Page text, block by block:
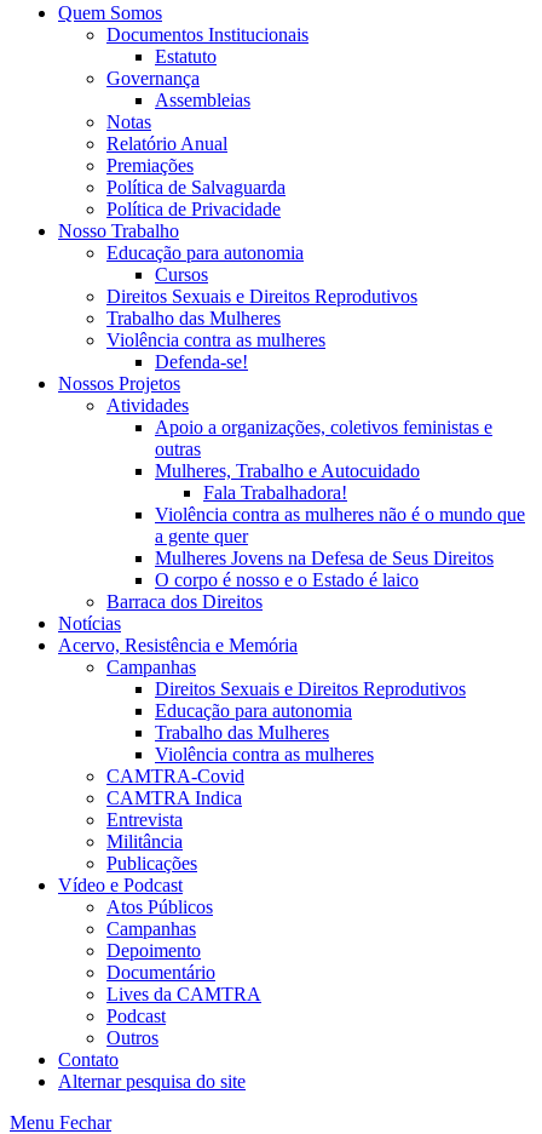
Quem Somos
Documentos Institucionais
Estatuto
Governança
Assembleias
Notas
Relatório Anual
Premiações
Política de Salvaguarda
Política de Privacidade
Nosso Trabalho
Educação para autonomia
Cursos
Direitos Sexuais e Direitos Reprodutivos
Trabalho das Mulheres
Violência contra as mulheres
Defenda-se!
Nossos Projetos
Atividades
Apoio a organizações, coletivos feministas e
outras
Mulheres, Trabalho e Autocuidado
Fala Trabalhadora!
Violência contra as mulheres não é o mundo que
a gente quer
Mulheres Jovens na Defesa de Seus Direitos
O corpo é nosso e o Estado é laico
Barraca dos Direitos
Notícias
Acervo, Resistência e Memória
Campanhas
Direitos Sexuais e Direitos Reprodutivos
Educação para autonomia
Trabalho das Mulheres
Violência contra as mulheres
CAMTRA-Covid
CAMTRA Indica
Entrevista
Militância
Publicações
Vídeo e Podcast
Atos Públicos
Campanhas
Depoimento
Documentário
Lives da CAMTRA
Podcast
Outros
Contato
Alternar pesquisa do site
Menu Fechar